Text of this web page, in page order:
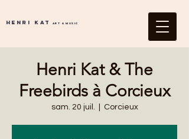
Henri Kat Art & Music
Henri Kat & The
Freebirds à Corcieux
sam. 20 juil. Corcieux